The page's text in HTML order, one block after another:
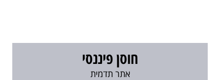
חוסן פיננסי
אתר תדמית